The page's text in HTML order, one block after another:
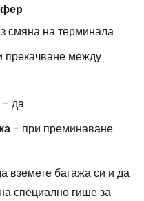
смяна на терминала
прекачване между
- да
- при преминаване
вземете багажа си и да
специално гише за